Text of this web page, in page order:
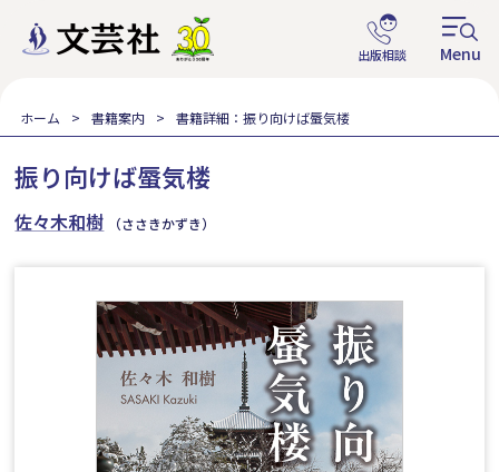
ホーム 書籍案内 書籍詳細：振り向けば蜃気楼
振り向けば蜃気楼
佐々木和樹 （ささきかずき）